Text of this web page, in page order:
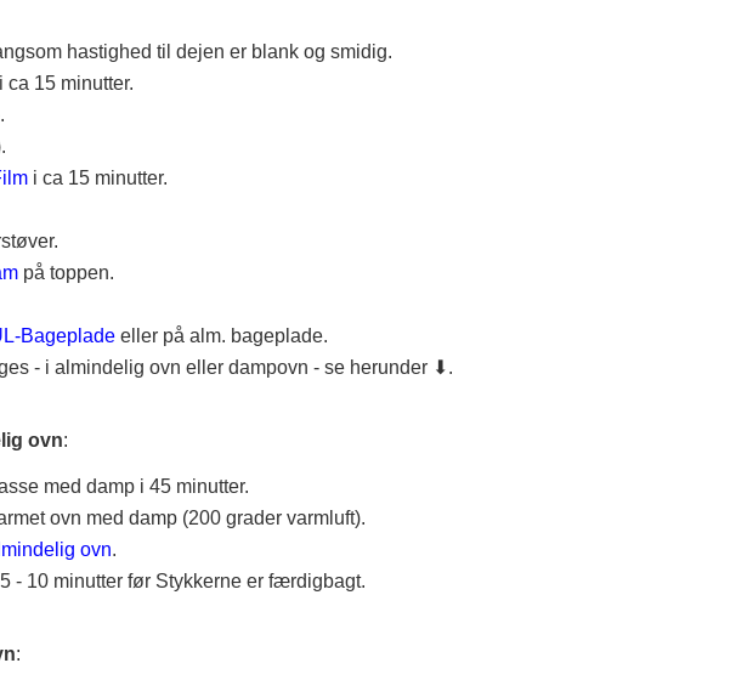
hastighed til dejen er blank og smidig.
i ca 15 minutter.
i ca 15 minutter.
på toppen.
Bageplade eller på alm. bageplade.
- i almindelig ovn eller dampovn - se herunder ⬇.
ovn:
med damp i 45 minutter.
ovn med damp (200 grader varmluft).
ovn.
- 10 minutter før Stykkerne er færdigbagt.
: